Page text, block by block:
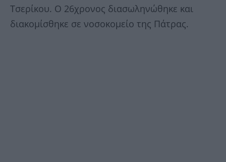
Τσερίκου. Ο 26χρονος διασωληνώθηκε και
διακομίσθηκε σε νοσοκομείο της Πάτρας.